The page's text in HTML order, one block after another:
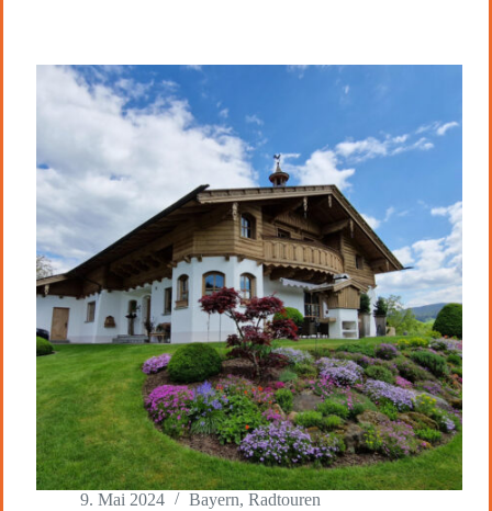
9. Mai 2024 Bayern, Radtouren